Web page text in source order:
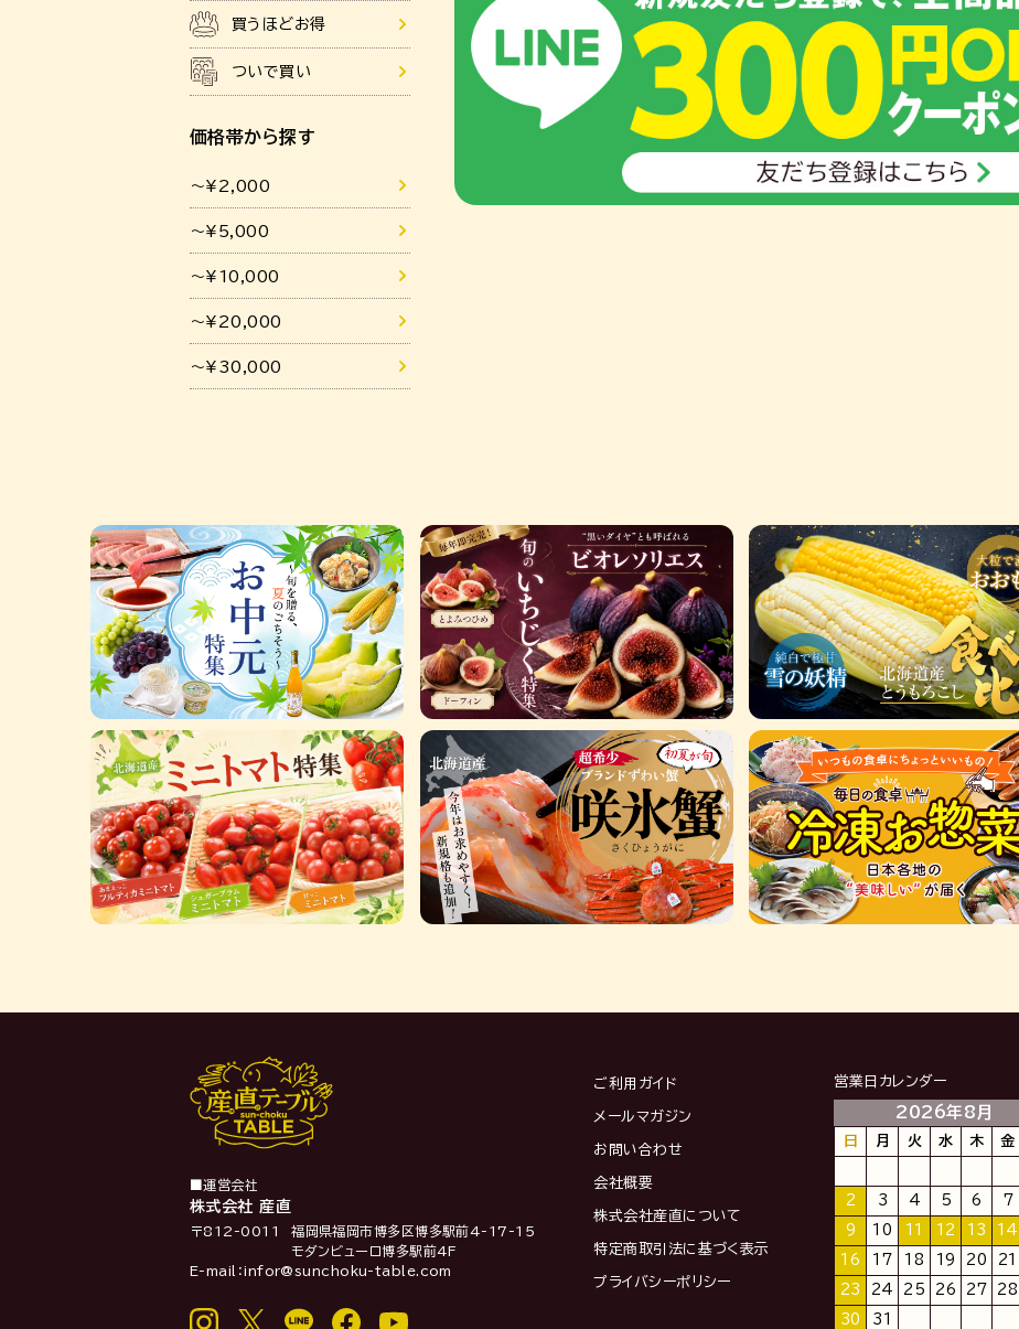
買うほどお得
ついで買い
価格帯から探す
～¥2,000
～¥5,000
～¥10,000
～¥20,000
～¥30,000
■運営会社
株式会社 産直
〒812-0011
福岡県福岡市博多区博多駅前4-17-15
モダンビューロ博多駅前4F
E-mail：infor@sunchoku-table.com
ご利用ガイド
メールマガジン
お問い合わせ
会社概要
株式会社産直について
特定商取引法に基づく表示
プライバシーポリシー
営業日カレンダー
2026年8月
日 月 火 水 木 金
2 3 4 5 6 7
9 10 12 13 14
16 17 18 19 20 21
23 24 25 26 27 28
30 31